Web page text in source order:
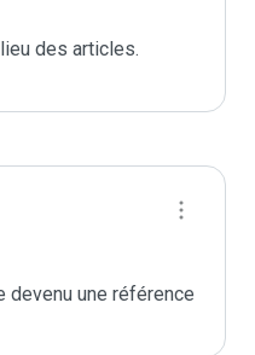
des articles.
devenu une référence